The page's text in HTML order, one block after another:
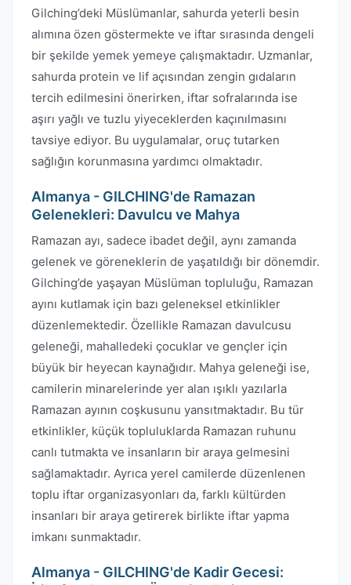
Gilching’deki Müslümanlar, sahurda yeterli besin
alımına özen göstermekte ve iftar sırasında dengeli
bir şekilde yemek yemeye çalışmaktadır. Uzmanlar,
sahurda protein ve lif açısından zengin gıdaların
tercih edilmesini önerirken, iftar sofralarında ise
aşırı yağlı ve tuzlu yiyeceklerden kaçınılmasını
tavsiye ediyor. Bu uygulamalar, oruç tutarken
sağlığın korunmasına yardımcı olmaktadır.
Almanya - GILCHING'de Ramazan
Gelenekleri: Davulcu ve Mahya
Ramazan ayı, sadece ibadet değil, aynı zamanda
gelenek ve göreneklerin de yaşatıldığı bir dönemdir.
Gilching’de yaşayan Müslüman topluluğu, Ramazan
ayını kutlamak için bazı geleneksel etkinlikler
düzenlemektedir. Özellikle Ramazan davulcusu
geleneği, mahalledeki çocuklar ve gençler için
büyük bir heyecan kaynağıdır. Mahya geleneği ise,
camilerin minarelerinde yer alan ışıklı yazılarla
Ramazan ayının coşkusunu yansıtmaktadır. Bu tür
etkinlikler, küçük topluluklarda Ramazan ruhunu
canlı tutmakta ve insanların bir araya gelmesini
sağlamaktadır. Ayrıca yerel camilerde düzenlenen
toplu iftar organizasyonları da, farklı kültürden
insanları bir araya getirerek birlikte iftar yapma
imkanı sunmaktadır.
Almanya - GILCHING'de Kadir Gecesi: